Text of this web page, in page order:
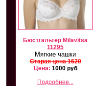
Бюстгальтер Milavitsa
11295
Мягкие чашки
Старая цена 1620
Цена: 1000 руб
Подробнее...